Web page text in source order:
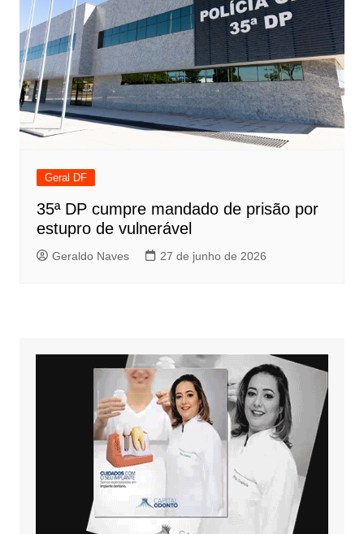
Geral DF
35ª DP cumpre mandado de prisão por
estupro de vulnerável
Geraldo Naves 27 de junho de 2026